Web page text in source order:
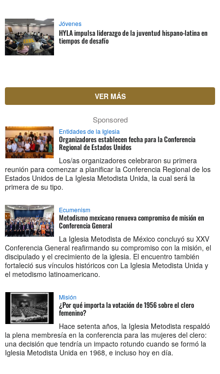
Jóvenes
HYLA impulsa liderazgo de la juventud hispano-latina en
tiempos de desafío
VER MÁS
Sponsored
Entidades de la Iglesia
Organizadores establecen fecha para la Conferencia
Regional de Estados Unidos
Los/as organizadores celebraron su primera
reunión para comenzar a planificar la Conferencia Regional de los
Estados Unidos de La Iglesia Metodista Unida, la cual será la
primera de su tipo.
Ecumenism
Metodismo mexicano renueva compromiso de misión en
Conferencia General
La Iglesia Metodista de México concluyó su XXV
Conferencia General reafirmando su compromiso con la misión, el
discipulado y el crecimiento de la iglesia. El encuentro también
fortaleció sus vínculos históricos con La Iglesia Metodista Unida y
el metodismo latinoamericano.
Misión
¿Por qué importa la votación de 1956 sobre el clero
femenino?
Hace setenta años, la Iglesia Metodista respaldó
la plena membresía en la conferencia para las mujeres del clero:
una decisión que tendría un impacto rotundo cuando se formó la
Iglesia Metodista Unida en 1968, e incluso hoy en día.